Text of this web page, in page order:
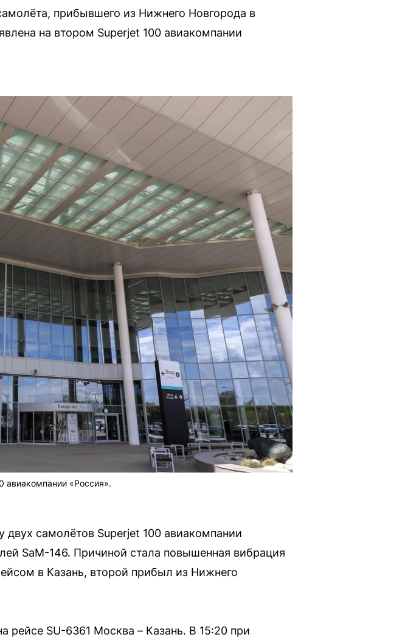
прибывшего из Нижнего Новгорода в
на втором Superjet 100 авиакомпании
авиакомпании «Россия».
самолётов Superjet 100 авиакомпании
SaM-146. Причиной стала повышенная вибрация
в Казань, второй прибыл из Нижнего
рейсе SU-6361 Москва – Казань. В 15:20 при